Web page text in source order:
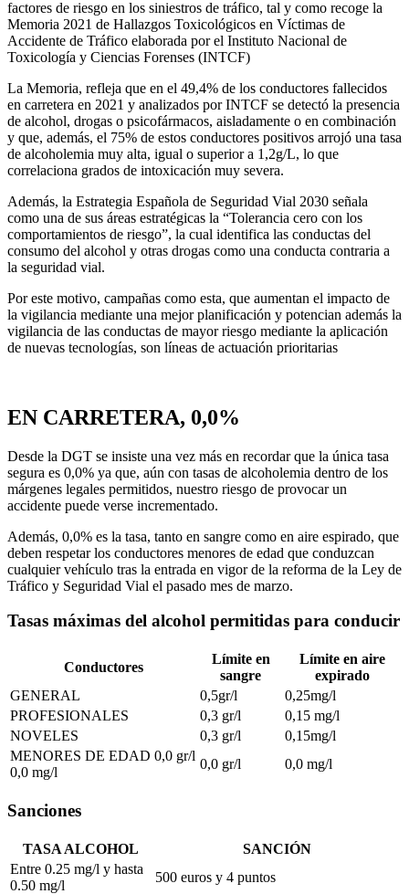
factores de riesgo en los siniestros de tráfico, tal y como recoge la
Memoria 2021 de Hallazgos Toxicológicos en Víctimas de
Accidente de Tráfico elaborada por el Instituto Nacional de
Toxicología y Ciencias Forenses (INTCF)
La Memoria, refleja que en el 49,4% de los conductores fallecidos
en carretera en 2021 y analizados por INTCF se detectó la presencia
de alcohol, drogas o psicofármacos, aisladamente o en combinación
y que, además, el 75% de estos conductores positivos arrojó una tasa
de alcoholemia muy alta, igual o superior a 1,2g/L, lo que
correlaciona grados de intoxicación muy severa.
Además, la Estrategia Española de Seguridad Vial 2030 señala
como una de sus áreas estratégicas la “Tolerancia cero con los
comportamientos de riesgo”, la cual identifica las conductas del
consumo del alcohol y otras drogas como una conducta contraria a
la seguridad vial.
Por este motivo, campañas como esta, que aumentan el impacto de
la vigilancia mediante una mejor planificación y potencian además la
vigilancia de las conductas de mayor riesgo mediante la aplicación
de nuevas tecnologías, son líneas de actuación prioritarias
EN CARRETERA, 0,0%
Desde la DGT se insiste una vez más en recordar que la única tasa
segura es 0,0% ya que, aún con tasas de alcoholemia dentro de los
márgenes legales permitidos, nuestro riesgo de provocar un
accidente puede verse incrementado.
Además, 0,0% es la tasa, tanto en sangre como en aire espirado, que
deben respetar los conductores menores de edad que conduzcan
cualquier vehículo tras la entrada en vigor de la reforma de la Ley de
Tráfico y Seguridad Vial el pasado mes de marzo.
Tasas máximas del alcohol permitidas para conducir
Conductores
Límite en
sangre
Límite en aire
expirado
GENERAL
0,5gr/l
0,25mg/l
PROFESIONALES
0,3 gr/l
0,15 mg/l
NOVELES
0,3 gr/l
0,15mg/l
MENORES DE EDAD 0,0 gr/l
0,0 mg/l
0,0 gr/l 0,0 mg/l
Sanciones
TASA ALCOHOL
SANCIÓN
Entre 0.25 mg/l y hasta
0.50 mg/l
500 euros y 4 puntos